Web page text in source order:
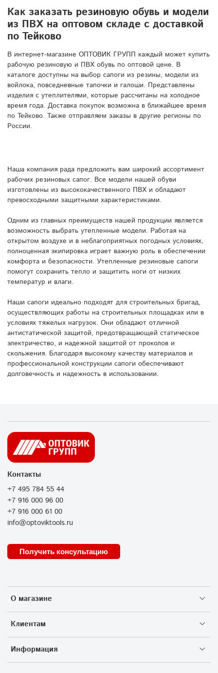
Как заказать резиновую обувь и модели
из ПВХ на оптовом складе с доставкой
по Тейково
В интернет-магазине ОПТОВИК ГРУПП каждый может купить
рабочую резиновую и ПВХ обувь по оптовой цене. В
каталоге доступны на выбор сапоги из резины, модели из
войлока, повседневные тапочки и галоши. Представлены
изделия с утеплителями, которые рассчитаны на холодное
время года. Доставка покупок возможна в ближайшее время
по Тейково. Также отправляем заказы в другие регионы по
России.
Наша компания рада предложить вам широкий ассортимент
рабочих резиновых сапог. Все модели нашей обуви
изготовлены из высококачественного ПВХ и обладают
превосходными защитными характеристиками.
Одним из главных преимуществ нашей продукции является
возможность выбрать утепленные модели. Работая на
открытом воздухе и в неблагоприятных погодных условиях,
полноценная экипировка играет важную роль в обеспечении
комфорта и безопасности. Утепленные резиновые сапоги
помогут сохранить тепло и защитить ноги от низких
температур и влаги.
Наши сапоги идеально подходят для строительных бригад,
осуществляющих работы на строительных площадках или в
условиях тяжелых нагрузок. Они обладают отличной
антистатической защитой, предотвращающей статическое
электричество, и надежной защитой от проколов и
скольжения. Благодаря высокому качеству материалов и
профессиональной конструкции сапоги обеспечивают
долговечность и надежность в использовании.
О магазине
Клиентам
Информация
Контакты
+7 495 784 55 44
+7 916 000 96 00
+7 916 000 61 00
info@optoviktools.ru
Получить консультацию